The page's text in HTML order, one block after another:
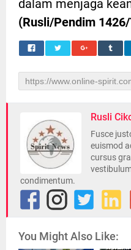
dalam menjaga
(Rusli/Pendim
Rusli
Fusce
euismod
cursus
condimentum.
You Might Also Like: